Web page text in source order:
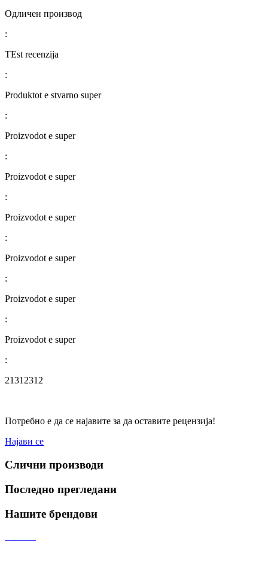
Одличен производ
:
TEst recenzija
:
Produktot e stvarno super
:
Proizvodot e super
:
Proizvodot e super
:
Proizvodot e super
:
Proizvodot e super
:
Proizvodot e super
:
Proizvodot e super
:
21312312
Потребно е да се најавите за да оставите рецензија!
Најави се
Слични производи
Последно прегледани
Нашите брендови